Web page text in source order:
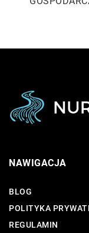
NAWIGACJA
BLOG
POLITYKA
REGULAMIN